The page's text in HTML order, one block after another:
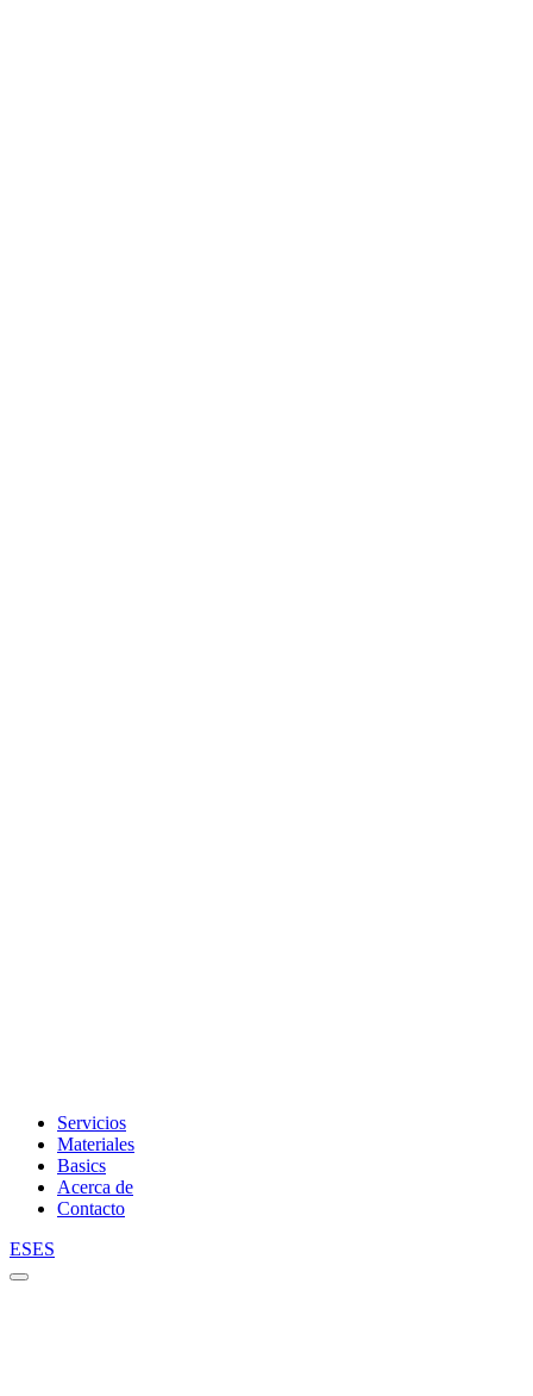
Servicios
Materiales
Basics
Acerca de
Contacto
ESES